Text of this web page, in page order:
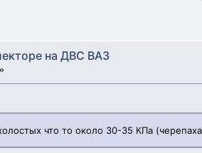
на ДВС ВАЗ
что то около 30-35 КПа